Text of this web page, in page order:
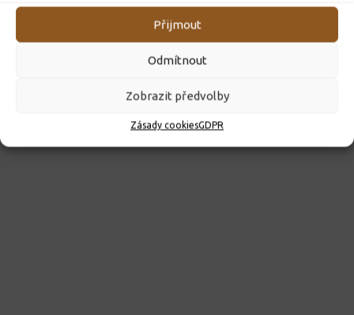
Přijmout
Odmítnout
Zobrazit předvolby
Zásady cookiesGDPR